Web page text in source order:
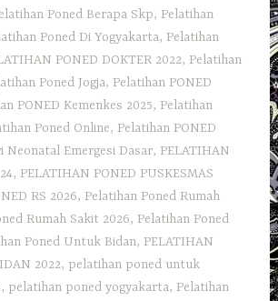
Poned Berapa Skp, Pelatihan
Poned Di Yogyakarta, Pelatihan
PONED DOKTER 2022, Pelatihan
Poned Jogja, Pelatihan PONED
PONED Kemenkes 2025, Pelatihan
Poned Online, Pelatihan PONED
Neonatal Emergesi Dasar, PELATIHAN
, PELATIHAN PONED PUSKESMAS
RS 2026, Pelatihan Poned Rumah
Rumah Sakit 2026, Pelatihan Poned
Poned Untuk Bidan, PELATIHAN
2022, pelatihan poned untuk
, pelatihan poned yogyakarta, Pelatihan